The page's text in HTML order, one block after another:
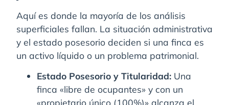
Aquí es donde la mayoría de los análisis
superficiales fallan. La situación administrativa
y el estado posesorio deciden si una finca es
un activo líquido o un problema patrimonial.
Estado Posesorio y Titularidad: Una
finca «libre de ocupantes» y con un
«propietario único (100%)» alcanza el